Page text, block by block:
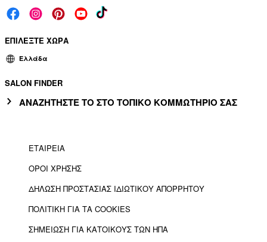
ΕΠΙΛΕΞΤΕ ΧΩΡΑ
Ελλάδα
SALON FINDER
ΑΝΑΖΗΤΗΣΤΕ ΤΟ ΣΤΟ ΤΟΠΙΚΟ ΚΟΜΜΩΤΗΡΙΟ ΣΑΣ
ΕΤΑΙΡΕΙΑ
ΟΡΟΙ ΧΡΗΣΗΣ
ΔΗΛΩΣΗ ΠΡΟΣΤΑΣΙΑΣ ΙΔΙΩΤΙΚΟΥ ΑΠΟΡΡΗΤΟΥ
ΠΟΛΙΤΙΚΗ ΓΙΑ ΤΑ COOKIES
ΣΗΜΕΙΩΣΗ ΓΙΑ ΚΑΤΟΙΚΟΥΣ ΤΩΝ ΗΠΑ